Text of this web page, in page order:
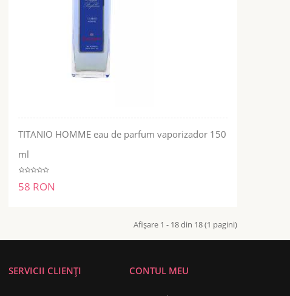
TITANIO HOMME eau de parfum vaporizador 150
ml
58 RON
Afişare 1 - 18 din 18 (1 pagini)
SERVICII CLIENȚI CONTUL MEU